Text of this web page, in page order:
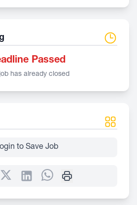
Passed
has already closed
to Save Job